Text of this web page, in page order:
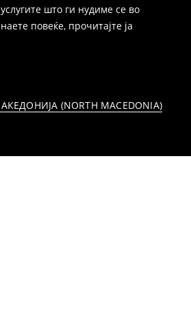
што ги нудиме се во
повеќе, прочитајте ја
(NORTH MACEDONIA)